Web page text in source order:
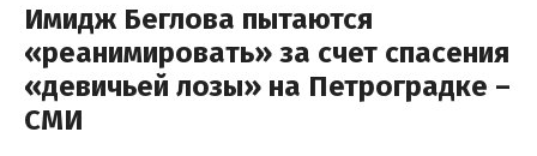
Имидж Беглова пытаются
«реанимировать» за счет спасения
«девичьей лозы» на Петроградке –
СМИ